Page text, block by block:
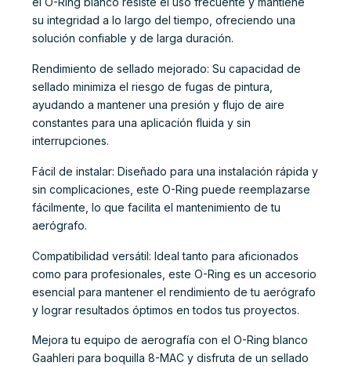
su integridad a lo largo del tiempo, ofreciendo una
solución confiable y de larga duración.
Rendimiento de sellado mejorado: Su capacidad de
sellado minimiza el riesgo de fugas de pintura,
ayudando a mantener una presión y flujo de aire
constantes para una aplicación fluida y sin
interrupciones.
Fácil de instalar: Diseñado para una instalación rápida y
sin complicaciones, este O-Ring puede reemplazarse
fácilmente, lo que facilita el mantenimiento de tu
aerógrafo.
Compatibilidad versátil: Ideal tanto para aficionados
como para profesionales, este O-Ring es un accesorio
esencial para mantener el rendimiento de tu aerógrafo
y lograr resultados óptimos en todos tus proyectos.
Mejora tu equipo de aerografía con el O-Ring blanco
Gaahleri para boquilla 8-MAC y disfruta de un sellado